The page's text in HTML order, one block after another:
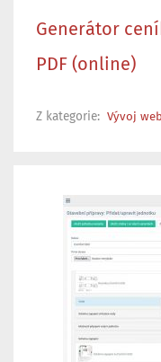
Generátor
PDF (online)
Z kategorie: Vývoj